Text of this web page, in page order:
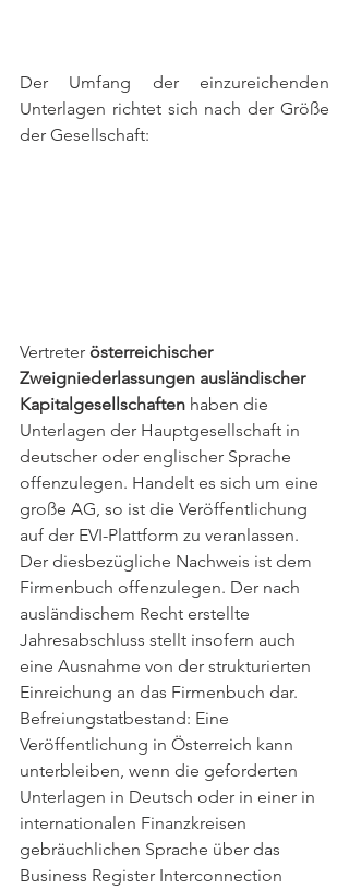
Der Umfang der einzureichenden
Unterlagen richtet sich nach der Größe
der Gesellschaft:
Vertreter österreichischer
Zweigniederlassungen ausländischer
Kapitalgesellschaften haben die
Unterlagen der Hauptgesellschaft in
deutscher oder englischer Sprache
offenzulegen. Handelt es sich um eine
große AG, so ist die Veröffentlichung
auf der EVI-Plattform zu veranlassen.
Der diesbezügliche Nachweis ist dem
Firmenbuch offenzulegen. Der nach
ausländischem Recht erstellte
Jahresabschluss stellt insofern auch
eine Ausnahme von der strukturierten
Einreichung an das Firmenbuch dar.
Befreiungstatbestand: Eine
Veröffentlichung in Österreich kann
unterbleiben, wenn die geforderten
Unterlagen in Deutsch oder in einer in
internationalen Finanzkreisen
gebräuchlichen Sprache über das
Business Register Interconnection